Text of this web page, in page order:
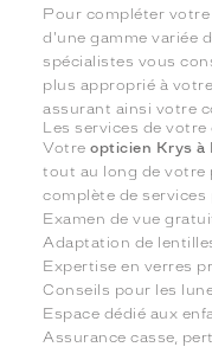
Pour compléter
d'une gamme variée
spécialistes vous
plus approprié à
assurant ainsi votre
Les services de
Votreopticien Krys
tout au long de votre
complète de services
Examen de vue
Adaptation de
Expertise en verres
Conseils pour les
Espace dédié aux
Assurance casse,